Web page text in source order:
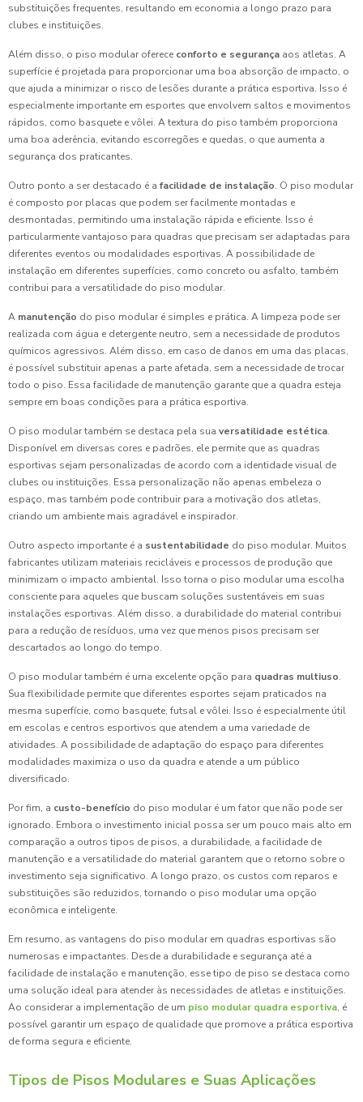
substituições frequentes, resultando em economia a longo prazo para
clubes e instituições.
Além disso, o piso modular oferece conforto e segurança aos atletas. A
superfície é projetada para proporcionar uma boa absorção de impacto, o
que ajuda a minimizar o risco de lesões durante a prática esportiva. Isso é
especialmente importante em esportes que envolvem saltos e movimentos
rápidos, como basquete e vôlei. A textura do piso também proporciona
uma boa aderência, evitando escorregões e quedas, o que aumenta a
segurança dos praticantes.
Outro ponto a ser destacado é a facilidade de instalação. O piso modular
é composto por placas que podem ser facilmente montadas e
desmontadas, permitindo uma instalação rápida e eficiente. Isso é
particularmente vantajoso para quadras que precisam ser adaptadas para
diferentes eventos ou modalidades esportivas. A possibilidade de
instalação em diferentes superfícies, como concreto ou asfalto, também
contribui para a versatilidade do piso modular.
A manutenção do piso modular é simples e prática. A limpeza pode ser
realizada com água e detergente neutro, sem a necessidade de produtos
químicos agressivos. Além disso, em caso de danos em uma das placas,
é possível substituir apenas a parte afetada, sem a necessidade de trocar
todo o piso. Essa facilidade de manutenção garante que a quadra esteja
sempre em boas condições para a prática esportiva.
O piso modular também se destaca pela sua versatilidade estética.
Disponível em diversas cores e padrões, ele permite que as quadras
esportivas sejam personalizadas de acordo com a identidade visual de
clubes ou instituições. Essa personalização não apenas embeleza o
espaço, mas também pode contribuir para a motivação dos atletas,
criando um ambiente mais agradável e inspirador.
Outro aspecto importante é a sustentabilidade do piso modular. Muitos
fabricantes utilizam materiais recicláveis e processos de produção que
minimizam o impacto ambiental. Isso torna o piso modular uma escolha
consciente para aqueles que buscam soluções sustentáveis em suas
instalações esportivas. Além disso, a durabilidade do material contribui
para a redução de resíduos, uma vez que menos pisos precisam ser
descartados ao longo do tempo.
O piso modular também é uma excelente opção para quadras multiuso.
Sua flexibilidade permite que diferentes esportes sejam praticados na
mesma superfície, como basquete, futsal e vôlei. Isso é especialmente útil
em escolas e centros esportivos que atendem a uma variedade de
atividades. A possibilidade de adaptação do espaço para diferentes
modalidades maximiza o uso da quadra e atende a um público
diversificado.
Por fim, a custo-benefício do piso modular é um fator que não pode ser
ignorado. Embora o investimento inicial possa ser um pouco mais alto em
comparação a outros tipos de pisos, a durabilidade, a facilidade de
manutenção e a versatilidade do material garantem que o retorno sobre o
investimento seja significativo. A longo prazo, os custos com reparos e
substituições são reduzidos, tornando o piso modular uma opção
econômica e inteligente.
Em resumo, as vantagens do piso modular em quadras esportivas são
numerosas e impactantes. Desde a durabilidade e segurança até a
facilidade de instalação e manutenção, esse tipo de piso se destaca como
uma solução ideal para atender às necessidades de atletas e instituições.
Ao considerar a implementação de um piso modular quadra esportiva, é
possível garantir um espaço de qualidade que promove a prática esportiva
de forma segura e eficiente.
Tipos de Pisos Modulares e Suas Aplicações